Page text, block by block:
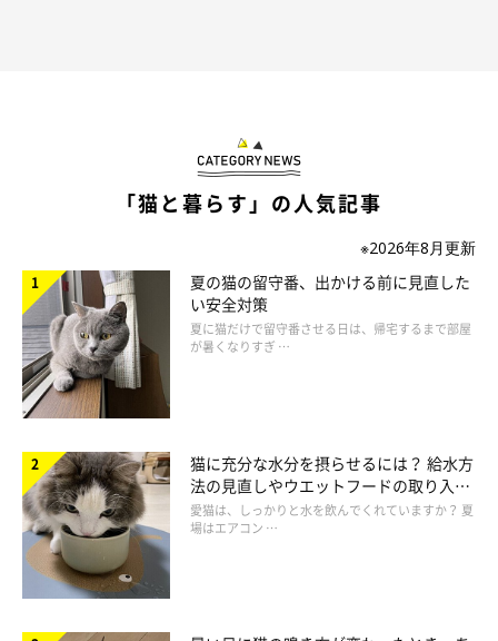
ふだんは穏やかだというとらさん
＠mitsutoraharu3
「猫と暮らす」の人気記事
※2026年8月更新
夏の猫の留守番、出かける前に見直した
い安全対策
夏に猫だけで留守番させる日は、帰宅するまで部屋
が暑くなりすぎ …
猫に充分な水分を摂らせるには？ 給水方
法の見直しやウエットフードの取り入れ
方を解説
愛猫は、しっかりと水を飲んでくれていますか？ 夏
場はエアコン …